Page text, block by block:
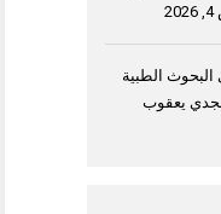
البحوث الطبية
يعقوب